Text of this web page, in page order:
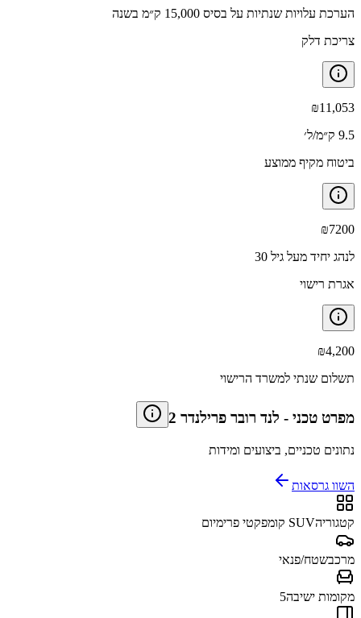
הערכת עלויות שנתיות על בסיס 15,000 ק״מ בשנה
צריכת דלק
₪11,053
9.5 ק״מ/ל׳
ביטוח מקיף ממוצע
₪7200
לנהג יחיד מעל גיל 30
אגרת רישוי
₪4,200
תשלום שנתי למשרד הרישוי
מפרט טכני - לנד רובר פרילנדר 2
נתונים טכניים, ביצועים ומידות
השוו גרסאות
קטגוריהSUV קומפקטי פרימיום
מרכבשטח/פנאי
מקומות ישיבה5